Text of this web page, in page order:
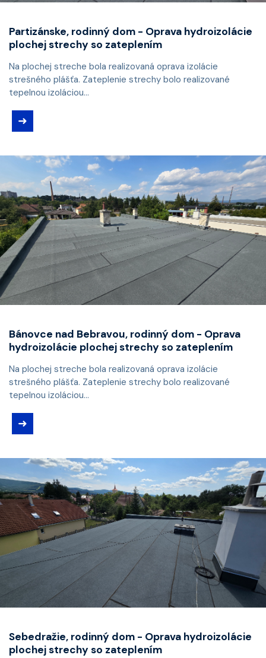
Partizánske, rodinný dom - Oprava hydroizolácie
plochej strechy so zateplením
Na plochej streche bola realizovaná oprava izolácie
strešného plášťa. Zateplenie strechy bolo realizované
tepelnou izoláciou...
➜
Bánovce nad Bebravou, rodinný dom - Oprava
hydroizolácie plochej strechy so zateplením
Na plochej streche bola realizovaná oprava izolácie
strešného plášťa. Zateplenie strechy bolo realizované
tepelnou izoláciou...
➜
Sebedražie, rodinný dom - Oprava hydroizolácie
plochej strechy so zateplením